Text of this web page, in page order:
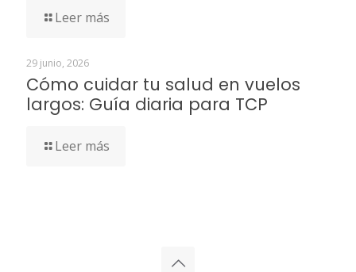
Leer más
29 junio, 2026
Cómo cuidar tu salud en vuelos
largos: Guía diaria para TCP
Leer más